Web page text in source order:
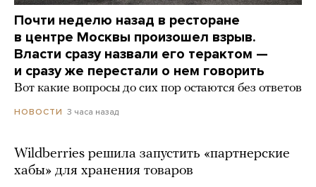
Почти неделю назад в ресторане
в центре Москвы произошел взрыв.
Власти сразу назвали его терактом —
и сразу же перестали о нем говорить
Вот какие вопросы до сих пор остаются без ответов
НОВОСТИ 3 часа назад
Wildberries решила запустить «партнерские
хабы» для хранения товаров